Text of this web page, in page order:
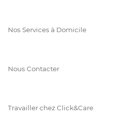
Nos Services à Domicile
Nous Contacter
Travailler chez Click&Care